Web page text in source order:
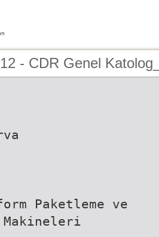
- CDR Genel
Paketleme ve
Makineleri